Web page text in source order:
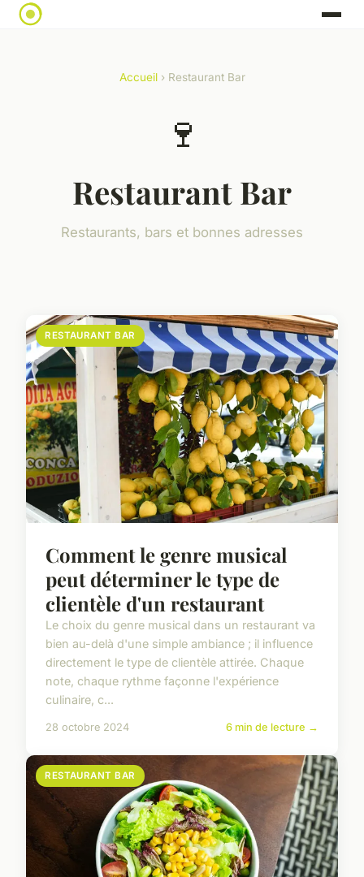
Accueil› Restaurant Bar
🍷
Restaurant Bar
Restaurants, bars et bonnes adresses
RESTAURANT BAR
Comment le genre musical
peut déterminer le type de
clientèle d'un restaurant
Le choix du genre musical dans un restaurant va
bien au-delà d'une simple ambiance ; il influence
directement le type de clientèle attirée. Chaque
note, chaque rythme façonne l'expérience
culinaire, c...
28 octobre 2024 6 min de lecture →
RESTAURANT BAR